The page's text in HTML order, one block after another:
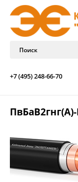
+7 (495) 248-66-70